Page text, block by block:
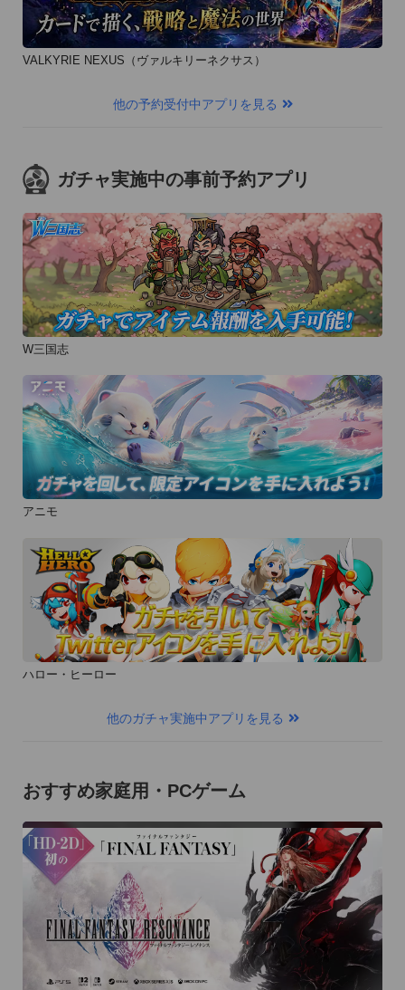
VALKYRIE NEXUS（ヴァルキリーネクサス）
他の予約受付中アプリを見る
ガチャ実施中の事前予約アプリ
W三国志
アニモ
ハロー・ヒーロー
他のガチャ実施中アプリを見る
おすすめ家庭用・PCゲーム